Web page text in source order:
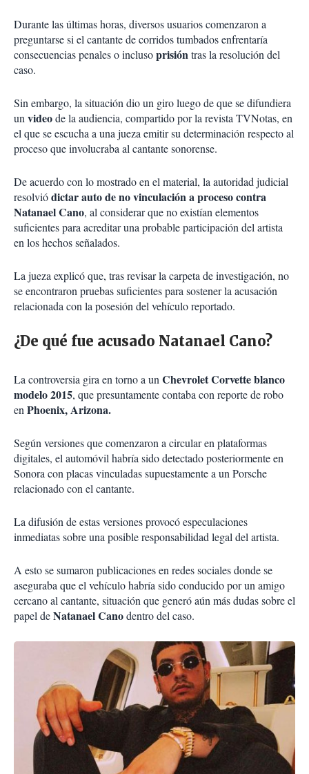
Durante las últimas horas, diversos usuarios comenzaron a
preguntarse si el cantante de corridos tumbados enfrentaría
consecuencias penales o inclusoprisióntras la resolución del
caso.
Sin embargo, la situación dio un giro luego de que se difundiera
unvideode la audiencia, compartido por la revista TVNotas, en
el que se escucha a una jueza emitir su determinación respecto al
proceso que involucraba al cantante sonorense.
De acuerdo con lo mostrado en el material, la autoridad judicial
resolviódictar auto de no vinculación a proceso contra
Natanael Cano, al considerar que no existían elementos
suficientes para acreditar una probable participación del artista
en los hechos señalados.
La jueza explicó que, tras revisar la carpeta de investigación, no
se encontraron pruebas suficientes para sostener la acusación
relacionada con la posesión del vehículo reportado.
¿De qué fue acusado Natanael Cano?
La controversia gira en torno a unChevrolet Corvette blanco
modelo 2015, que presuntamente contaba con reporte de robo
enPhoenix, Arizona.
Según versiones que comenzaron a circular en plataformas
digitales, el automóvil habría sido detectado posteriormente en
Sonora con placas vinculadas supuestamente a un Porsche
relacionado con el cantante.
La difusión de estas versiones provocó especulaciones
inmediatas sobre una posible responsabilidad legal del artista.
A esto se sumaron publicaciones en redes sociales donde se
aseguraba que el vehículo habría sido conducido por un amigo
cercano al cantante, situación que generó aún más dudas sobre el
papel deNatanael Canodentro del caso.